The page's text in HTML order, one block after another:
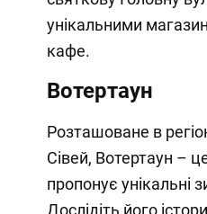
унікальними
кафе.
Вотертаун
Розташоване в
Сівей, Вотертаун –
пропонує унікальні
Дослідіть його